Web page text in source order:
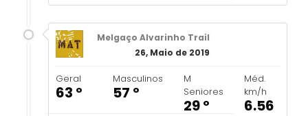
Melgaço Alvarinho Trail
26, Maio de 2019
Geral
63 º
Masculinos
57 º
M
Seniores
29 º
Méd.
km/h
6.56